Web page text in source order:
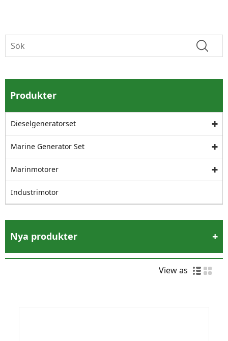
Produkter
Dieselgeneratorset
Marine Generator Set
Marinmotorer
Industrimotor
Nya produkter
View as